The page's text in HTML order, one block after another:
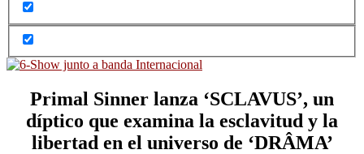
Primal Sinner lanza ‘SCLAVUS’, un
díptico que examina la esclavitud y la
libertad en el universo de ‘DRÂMA’